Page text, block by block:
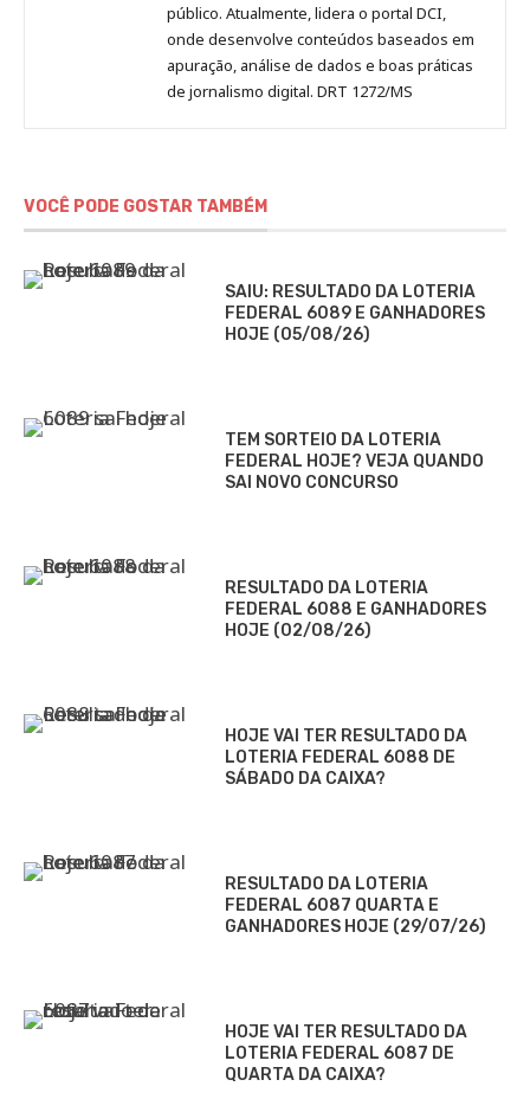
público. Atualmente, lidera o portal DCI,
onde desenvolve conteúdos baseados em
apuração, análise de dados e boas práticas
de jornalismo digital. DRT 1272/MS
VOCÊ PODE GOSTAR TAMBÉM
SAIU: RESULTADO DA LOTERIA
FEDERAL 6089 E GANHADORES
HOJE (05/08/26)
TEM SORTEIO DA LOTERIA
FEDERAL HOJE? VEJA QUANDO
SAI NOVO CONCURSO
RESULTADO DA LOTERIA
FEDERAL 6088 E GANHADORES
HOJE (02/08/26)
HOJE VAI TER RESULTADO DA
LOTERIA FEDERAL 6088 DE
SÁBADO DA CAIXA?
RESULTADO DA LOTERIA
FEDERAL 6087 QUARTA E
GANHADORES HOJE (29/07/26)
HOJE VAI TER RESULTADO DA
LOTERIA FEDERAL 6087 DE
QUARTA DA CAIXA?